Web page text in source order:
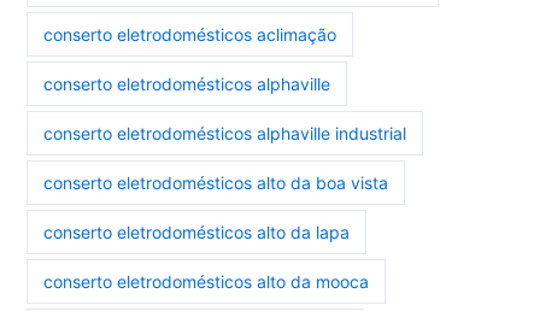
conserto eletrodomésticos aclimação
conserto eletrodomésticos alphaville
conserto eletrodomésticos alphaville industrial
conserto eletrodomésticos alto da boa vista
conserto eletrodomésticos alto da lapa
conserto eletrodomésticos alto da mooca